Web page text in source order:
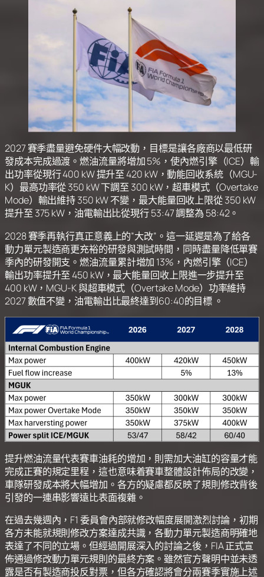
2027 賽季盡量避免硬件大幅改動，目標是讓各廠商以最低研
發成本完成過渡。燃油流量將增加 5%，使內燃引擎（ICE）輸
出功率從現行 400 kW 提升至 420 kW，動能回收系統（MGU-
K）最高功率從 350 kW 下調至 300 kW，超車模式（Overtake
Mode）輸出維持 350 kW 不變，最大能量回收上限從 350 kW
提升至 375 kW，油電輸出比從現行 53:47 調整為 58:42。
2028 賽季再執行真正意義上的”大改”。這一延遲是為了給各
動力單元製造商更充裕的研發與測試時間，同時盡量降低單賽
季內的研發開支。燃油流量累計增加 13%，內燃引擎（ICE）
輸出功率提升至 450 kW，最大能量回收上限進一步提升至
400 kW，MGU-K 與超車模式（Overtake Mode）功率維持
2027 數值不變，油電輸出比最終達到60:40的目標 。
提升燃油流量代表賽車油耗的增加，則需加大油缸的容量才能
完成正賽的規定里程，這也意味着賽車整體設計佈局的改變，
車隊研發成本將大幅增加。各方的疑慮都反映了規則修改背後
引發的一連串影響遠比表面複雜。
在過去幾週內，F1 委員會內部就修改幅度展開激烈討論，初期
各方未能就規則修改方案達成共識，各動力單元製造商明確地
表達了不同的立場。但經過開展深入的討論之後，FIA 正式宣
佈通過修改動力單元規則的最終方案。雖然官方聲明中並未透
露是否有製造商投反對票，但各方確認將會分兩賽季實施上述